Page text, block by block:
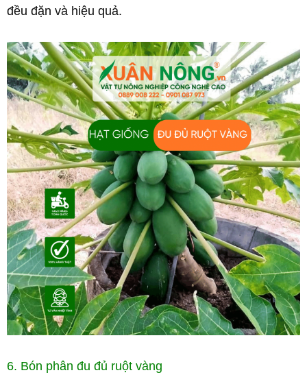
đều đặn và hiệu quả.
6. Bón phân đu đủ ruột vàng